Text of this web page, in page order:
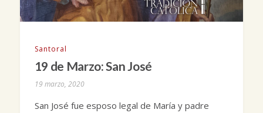
Santoral
19 de Marzo: San José
19 marzo, 2020
San José fue esposo legal de María y padre